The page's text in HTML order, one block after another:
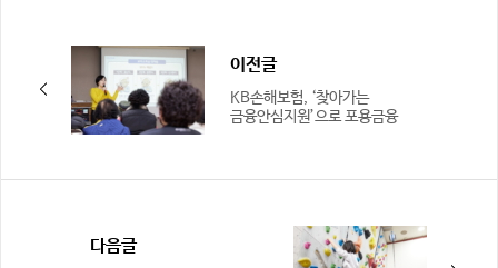
이전글
KB손해보험, ‘찾아가는
금융안심지원’으로 포용금융
다음글